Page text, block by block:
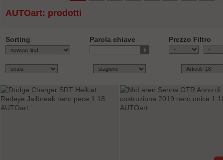
AUTOart: prodotti
Sorting
Parola chiave
Prezzo Filtro